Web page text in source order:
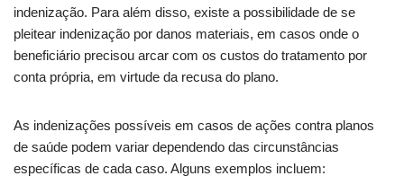
indenização. Para além disso, existe a possibilidade de se
pleitear indenização por danos materiais, em casos onde o
beneficiário precisou arcar com os custos do tratamento por
conta própria, em virtude da recusa do plano.
As indenizações possíveis em casos de ações contra planos
de saúde podem variar dependendo das circunstâncias
específicas de cada caso. Alguns exemplos incluem: